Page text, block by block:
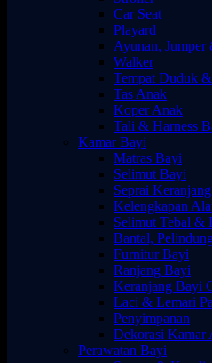
Car Seat
Playard
Ayunan,
Walker
Tempat Duduk
Tas Anak
Koper Anak
Tali & Harness
Kamar Bayi
Matras Bayi
Selimut Bayi
Seprai
Kelengkapan
Selimut Tebal &
Bantal,
Furnitur Bayi
Ranjang Bayi
Keranjang Bayi
Laci & Lemari
Penyimpanan
Dekorasi Kamar
Perawatan Bayi